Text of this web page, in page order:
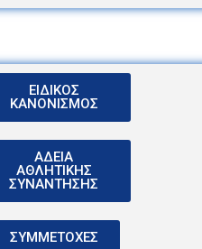
ΕΙΔΙΚΟΣ
ΚΑΝΟΝΙΣΜΟΣ
ΑΔΕΙΑ
ΑΘΛΗΤΙΚΗΣ
ΣΥΝΑΝΤΗΣΗΣ
ΣΥΜΜΕΤΟΧΕΣ